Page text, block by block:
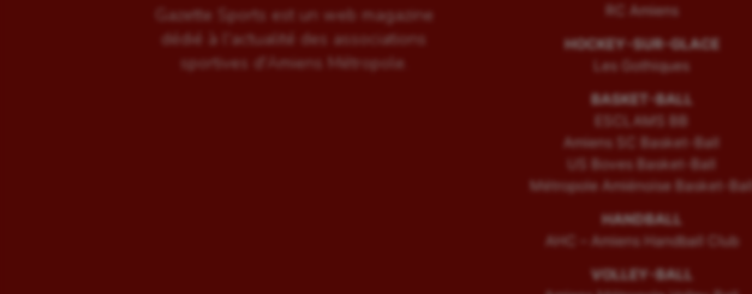
Gazette Sports est un web magazine
dédié à l'actualité des associations
sportives d'Amiens Métropole.
RC Amiens
HOCKEY-SUR-GLACE
Les Gothiques
BASKET-BALL
ESCLAMS BB
Amiens SC Basket-Ball
US Boves Basket-Ball
Métropole Amiénoise Basket-Ball
HANDBALL
AHC – Amiens Handball Club
VOLLEY-BALL